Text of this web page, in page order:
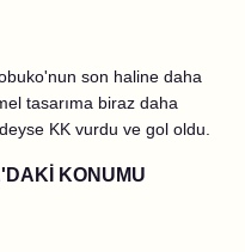
son haline daha
tasarıma biraz daha
KK vurdu ve gol oldu.
KONUMU